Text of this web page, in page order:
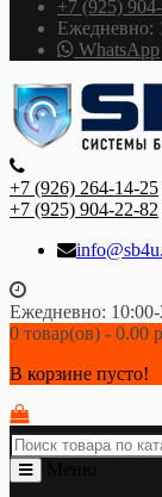
+7 (925)
Ежедневно:
WhatsApp
+7 (926) 264-14-25
+7 (925) 904-22-82
Ежедневно:
0 товар(ов) - 0.00
В корзине пусто!